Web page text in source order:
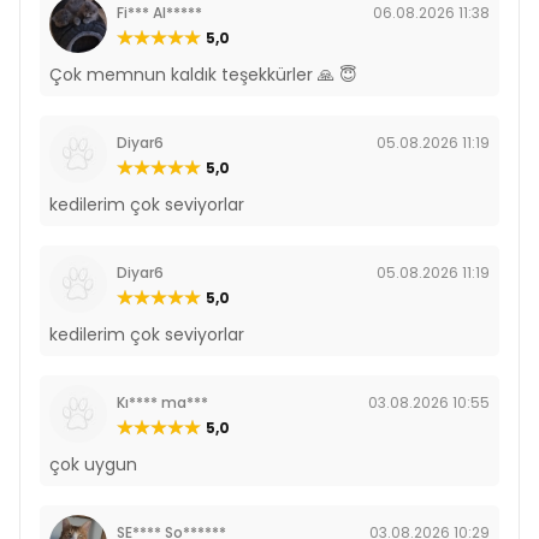
Fi*** Al*****
06.08.2026 11:38
5,0
Çok memnun kaldık teşekkürler 🙏 😇
Diyar6
05.08.2026 11:19
5,0
kedilerim çok seviyorlar
Diyar6
05.08.2026 11:19
5,0
kedilerim çok seviyorlar
Kı**** ma***
03.08.2026 10:55
5,0
çok uygun
SE**** So****** 03.08.2026 10:29